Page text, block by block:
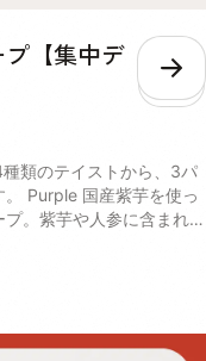
【集中デ
こ
類のテイストから、3パ
Purple 国産紫芋を使っ
。紫芋や人参に含まれる
康を維持します。 【ヤギ
芋パウダー、ポークパウ
や尿路の健康を保ちま